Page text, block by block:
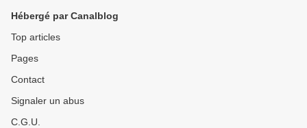
Hébergé par Canalblog
Top articles
Pages
Contact
Signaler un abus
C.G.U.